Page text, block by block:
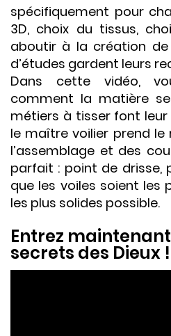
spécifiquement pour
3D, choix du tissus,
aboutir à la création de
d’études gardent leurs
Dans cette vidéo,
comment la matière
métiers à tisser font
le maître voilier prend
l’assemblage et des
parfait : point de drisse,
que les voiles soient les
les plus solides possible.
Entrez
secrets des Dieux !